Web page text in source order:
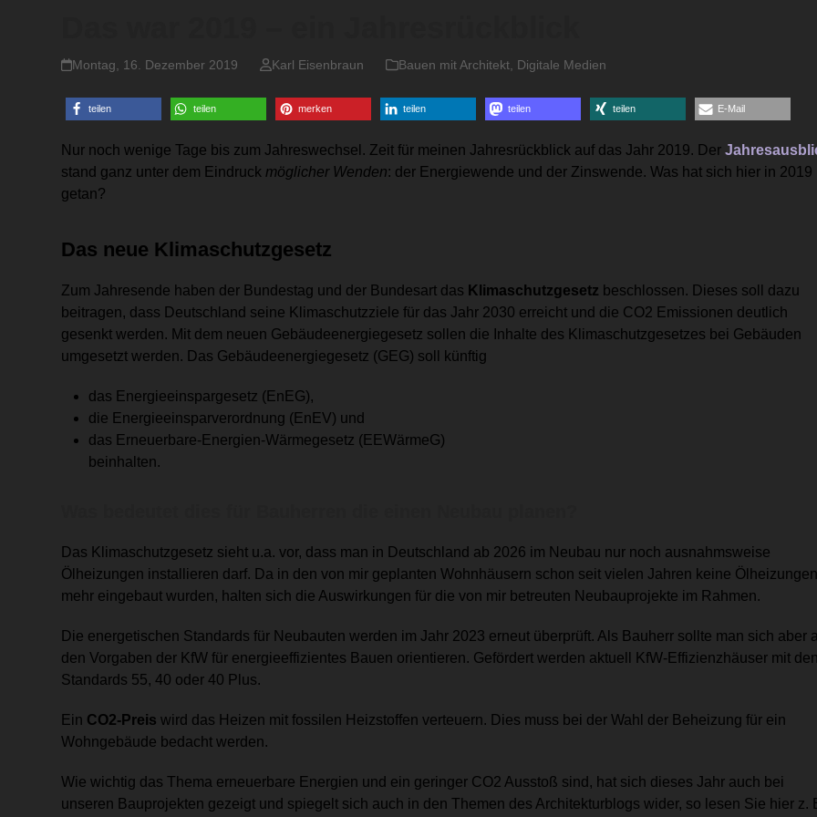
Montag, 16. Dezember 2019 Karl Eisenbraun Bauen mit Architekt, Digitale Medien
teilen teilen merken teilen teilen teilen E-Mail
Nur noch wenige Tage bis zum Jahreswechsel. Zeit für meinen Jahresrückblick auf das Jahr 2019. Der
stand ganz unter dem Eindruck möglicher Wenden: der Energiewende und der Zinswende. Was hat sich hier in 2019
getan?
Das neue Klimaschutzgesetz
Zum Jahresende haben der Bundestag und der Bundesart das Klimaschutzgesetz beschlossen. Dieses soll dazu
beitragen, dass Deutschland seine Klimaschutzziele für das Jahr 2030 erreicht und die CO2 Emissionen deutlich
gesenkt werden. Mit dem neuen Gebäudeenergiegesetz sollen die Inhalte des Klimaschutzgesetzes bei Gebäuden
umgesetzt werden. Das Gebäudeenergiegesetz (GEG) soll künftig
das Energieeinspargesetz (EnEG),
die Energieeinsparverordnung (EnEV) und
das Erneuerbare-Energien-Wärmegesetz (EEWärmeG)
beinhalten.
Das Klimaschutzgesetz sieht u.a. vor, dass man in Deutschland ab 2026 im Neubau nur noch ausnahmsweise
Ölheizungen installieren darf. Da in den von mir geplanten Wohnhäusern schon seit vielen Jahren keine Ölheizungen
mehr eingebaut wurden, halten sich die Auswirkungen für die von mir betreuten Neubauprojekte im Rahmen.
Die energetischen Standards für Neubauten werden im Jahr 2023 erneut überprüft. Als Bauherr sollte man sich aber
den Vorgaben der KfW für energieeffizientes Bauen orientieren. Gefördert werden aktuell
KfW-Effizienzhäuser mit den
Standards 55, 40 oder 40 Plus.
Ein CO2-Preis wird das Heizen mit fossilen Heizstoffen verteuern. Dies muss bei der Wahl der Beheizung für ein
Wohngebäude bedacht werden.
Wie wichtig das Thema erneuerbare Energien und ein geringer CO2 Ausstoß sind, hat sich dieses Jahr auch bei
unseren Bauprojekten gezeigt und spiegelt sich auch in den Themen des Architekturblogs wider, so lesen Sie hier z.